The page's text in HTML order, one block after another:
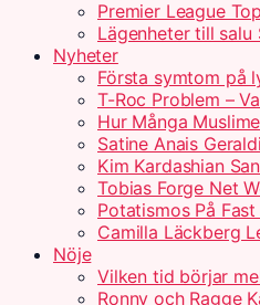
Premier League
Lägenheter till
Nyheter
Första symtom på
T-Roc Problem –
Hur Många
Satine Anais
Kim Kardashian
Tobias Forge Net
Potatismos På
Camilla Läckberg
Nöje
Vilken tid börjar
Ronny och Ragge